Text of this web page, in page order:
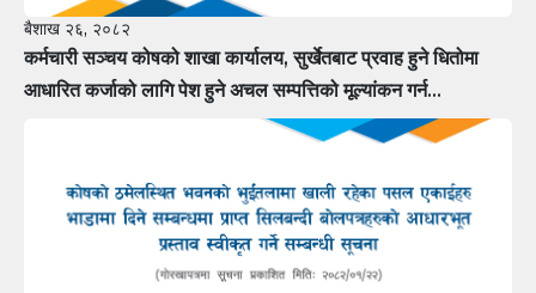
बैशाख २६, २०८२
कर्मचारी सञ्चय कोषको शाखा कार्यालय, सुर्खेतबाट प्रवाह हुने धितोमा
आधारित कर्जाको लागि पेश हुने अचल सम्पत्तिको मूल्यांकन गर्न
मूल्यांकनकर्तामा सूचीकरण हुन फर्म÷कम्पनीलाई आवेदन पेश गर्ने सम्बन्धी